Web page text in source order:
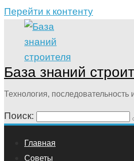
Перейти к контенту
База знаний
Технология, последовательность
Поиск:
Главная
Советы